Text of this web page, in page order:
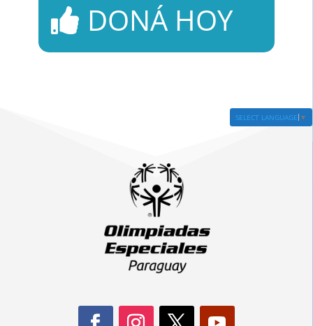
DONÁ HOY
SELECT LANGUAGE ▼